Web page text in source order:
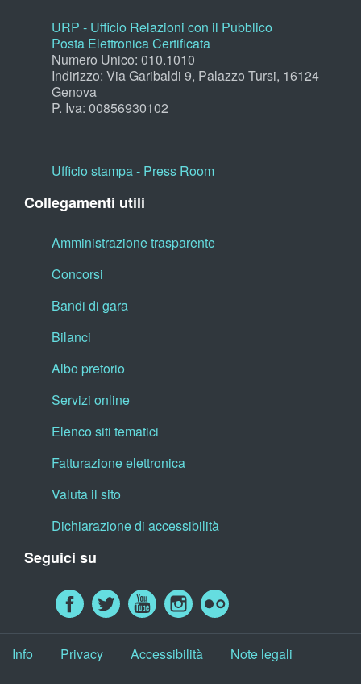
URP - Ufficio Relazioni con il Pubblico
Posta Elettronica Certificata
Numero Unico: 010.1010
Indirizzo: Via Garibaldi 9, Palazzo Tursi, 16124
Genova
P. Iva: 00856930102
Ufficio stampa - Press Room
Collegamenti utili
Amministrazione trasparente
Concorsi
Bandi di gara
Bilanci
Albo pretorio
Servizi online
Elenco siti tematici
Fatturazione elettronica
Valuta il sito
Dichiarazione di accessibilità
Seguici su
Info Privacy Accessibilità Note legali